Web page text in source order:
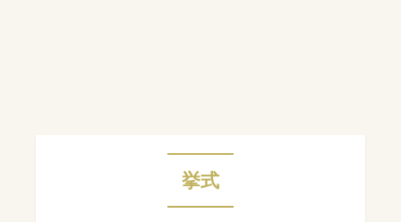
挙式